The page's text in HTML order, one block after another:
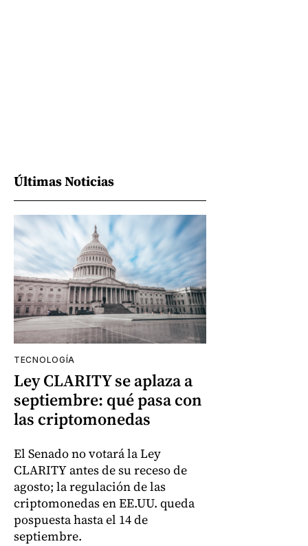
Últimas Noticias
TECNOLOGÍA
Ley CLARITY se aplaza a
septiembre: qué pasa con
las criptomonedas
El Senado no votará la Ley
CLARITY antes de su receso de
agosto; la regulación de las
criptomonedas en EE.UU. queda
pospuesta hasta el 14 de
septiembre.